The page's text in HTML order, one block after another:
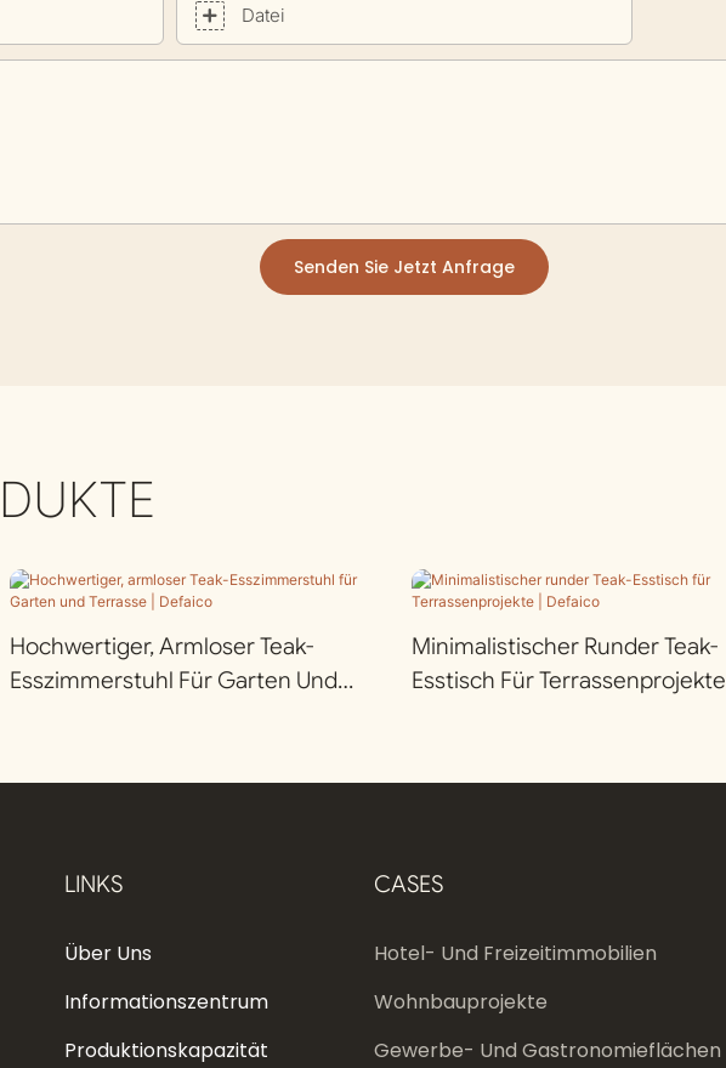
Datei
Senden Sie Jetzt Anfrage
Hochwertiger, Armloser Teak-
Esszimmerstuhl Für Garten Und
Minimalistischer Runder Teak-
Esstisch Für Terrassenprojekte |
LINKS
Über Uns
Informationszentrum
Produktionskapazität
CASES
Hotel- Und Freizeitimmobilien
Wohnbauprojekte
Gewerbe- Und Gastronomieflächen